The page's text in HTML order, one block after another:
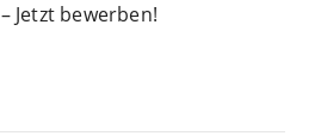
Jetzt bewerben!